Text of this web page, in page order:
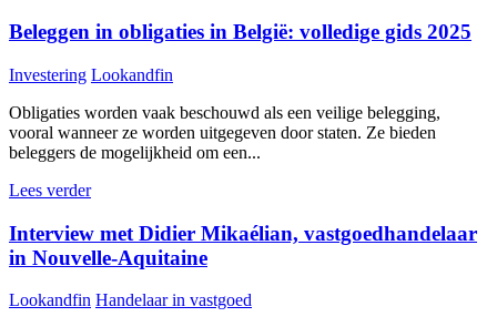
Beleggen in obligaties in België: volledige gids 2025
Investering Lookandfin
Obligaties worden vaak beschouwd als een veilige belegging,
vooral wanneer ze worden uitgegeven door staten. Ze bieden
beleggers de mogelijkheid om een...
Lees verder
Interview met Didier Mikaélian, vastgoedhandelaar
in Nouvelle-Aquitaine
Lookandfin Handelaar in vastgoed